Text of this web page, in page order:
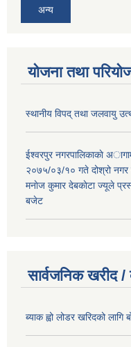
अन्य
योजना तथा
स्थानीय विपद् तथा जलवायु
ईश्वरपुर नगरपालिकाकाे
२०७५/०३/१० गते दोश्रो नगर
मनाेज कुमार देबकाेटा ज्यूले
बजेट
सार्वजनिक खरीद
ब्याक ह्वो लोडर खरिदको लागि